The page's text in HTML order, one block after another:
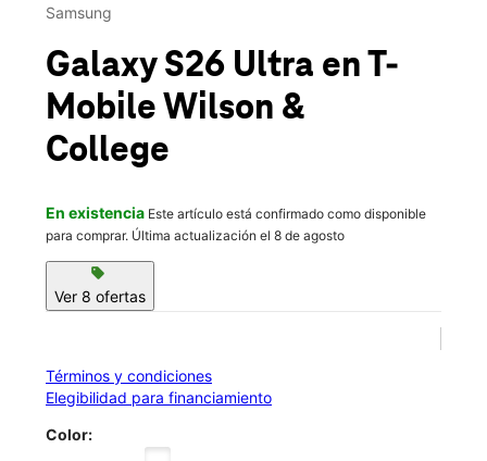
Vie.:10:00 a.m. a 7:00 p.m.
location_on
1319 W Wilson St Borger, TX 79007
Samsung
Galaxy S26 Ultra en T-
Mobile Wilson &
College
En existencia Este artículo está confirmado como disponible
para comprar. Última actualización el 8 de agosto
sell
Ver 8 ofertas
Términos y condiciones
Elegibilidad para financiamiento
Color: